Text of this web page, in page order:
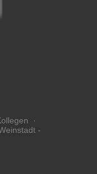
·
-